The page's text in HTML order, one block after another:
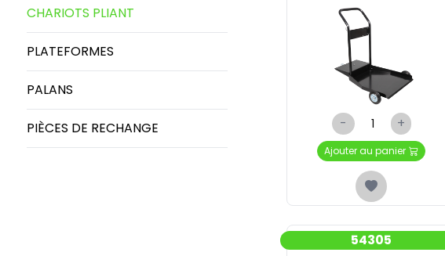
CHARIOTS PLIANT
PLATEFORMES
PALANS
PIÈCES DE RECHANGE - +
Ajouter au panier
54305